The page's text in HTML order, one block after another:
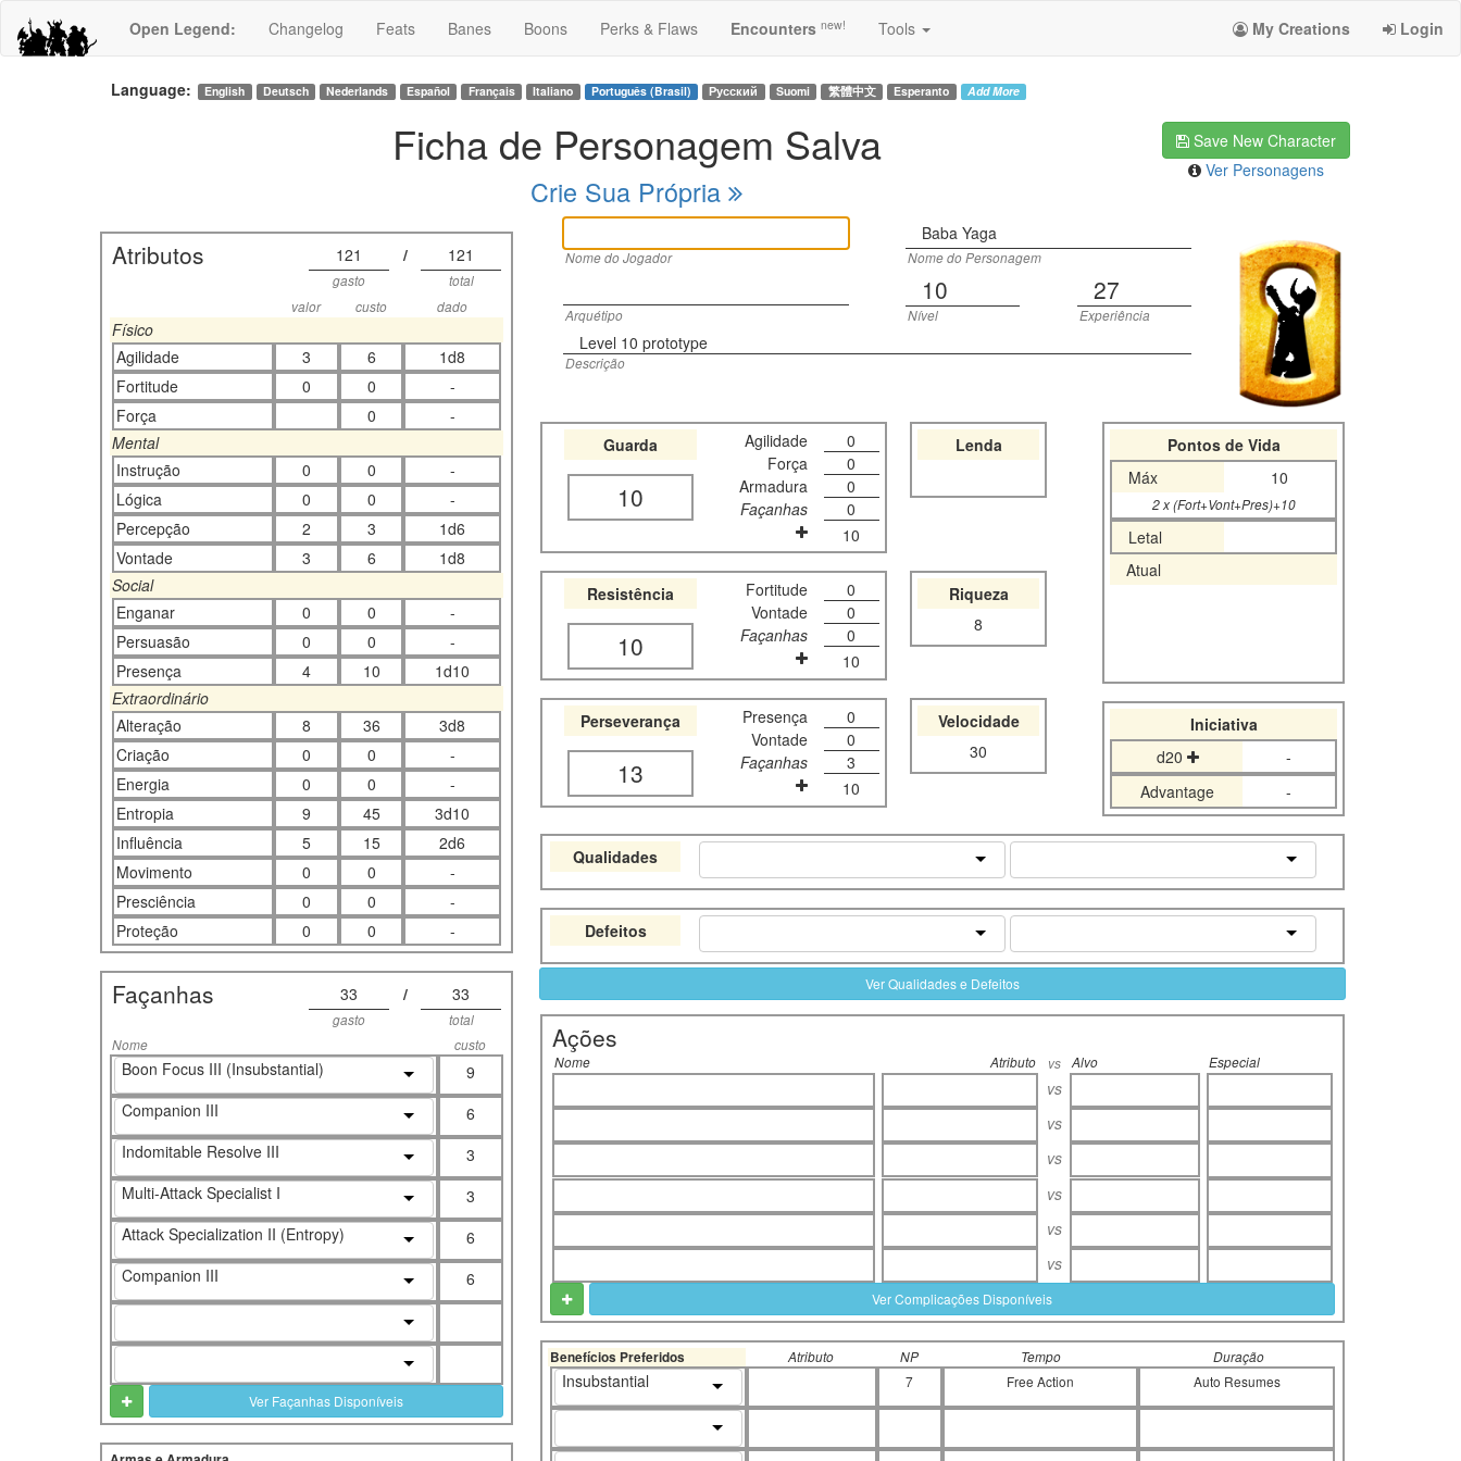
Open Legend: Changelog Feats Banes Boons Perks & Flaws Encounters new! Tools My Creations Login
Language: English Deutsch Nederlands Español Français Italiano Português (Brasil) Русский Suomi 繁體中文 Esperanto Add More
Save New Character
Ver Personagens
Ficha de Personagem Salva
Crie Sua Própria
Atributos 121 / 121
gasto
total
valor
custo dado
Físico
Agilidade
3 6
1d8
Fortitude
0 0
-
Força
0
-
Mental
Instrução
0 0
-
Lógica
0 0
-
Percepção
2 3
1d6
Vontade
3 6
1d8
Social
Enganar
0 0
-
Persuasão
0 0
-
Presença
4 10
1d10
Extraordinário
Alteração
8 36
3d8
Criação
0 0
-
Energia
0 0
-
Entropia
9 45
3d10
Influência
5 15
2d6
Movimento
0 0
-
Presciência
0 0
-
Proteção
0 0 -
Façanhas 33 / 33
gasto
total
Nome
custo
Boon Focus III (Insubstantial)
9
Companion III
6
Indomitable Resolve III
3
Multi-Attack Specialist I
3
Attack Specialization II (Entropy)
6
Companion III
6
Ver Façanhas Disponíveis
Baba Yaga
Nome do Jogador Nome do Personagem
10 27
Arquétipo Nível Experiência
Level 10 prototype
Descrição
Guarda
10
Agilidade
0
Força
0
Armadura
0
Façanhas
0
10
Lenda
Resistência
10
Fortitude
0
Vontade
0
Façanhas
0
10
Riqueza
8
Perseverança
13
Presença
0
Vontade
0
Façanhas
3
10
Velocidade
30
Pontos de Vida
Máx
10
2 x (Fort+Vont+Pres)+10
Letal
Atual
Iniciativa
d20
-
Advantage
-
Qualidades
Defeitos
Ver Qualidades e Defeitos
Ações
Nome Atributo vs Alvo Especial
vs
vs
vs
vs
vs
vs
Ver Complicações Disponíveis
Benefícios Preferidos Atributo NP Tempo Duração
Insubstantial 7 Free Action Auto Resumes